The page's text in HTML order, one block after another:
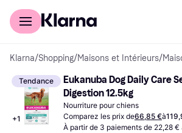
Acheter avec Klarna
Klarna/Shopping/Maisons et Intérieurs/
Tendance
+1
Eukanuba Dog Daily Care
Digestion 12.5kg
Nourriture pour chiens
Comparez les prix de66,85 €à
À partir de 3 paiements de 22,28 €